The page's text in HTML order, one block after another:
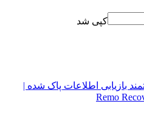
کپی شد
اطلاعات پاک شده |